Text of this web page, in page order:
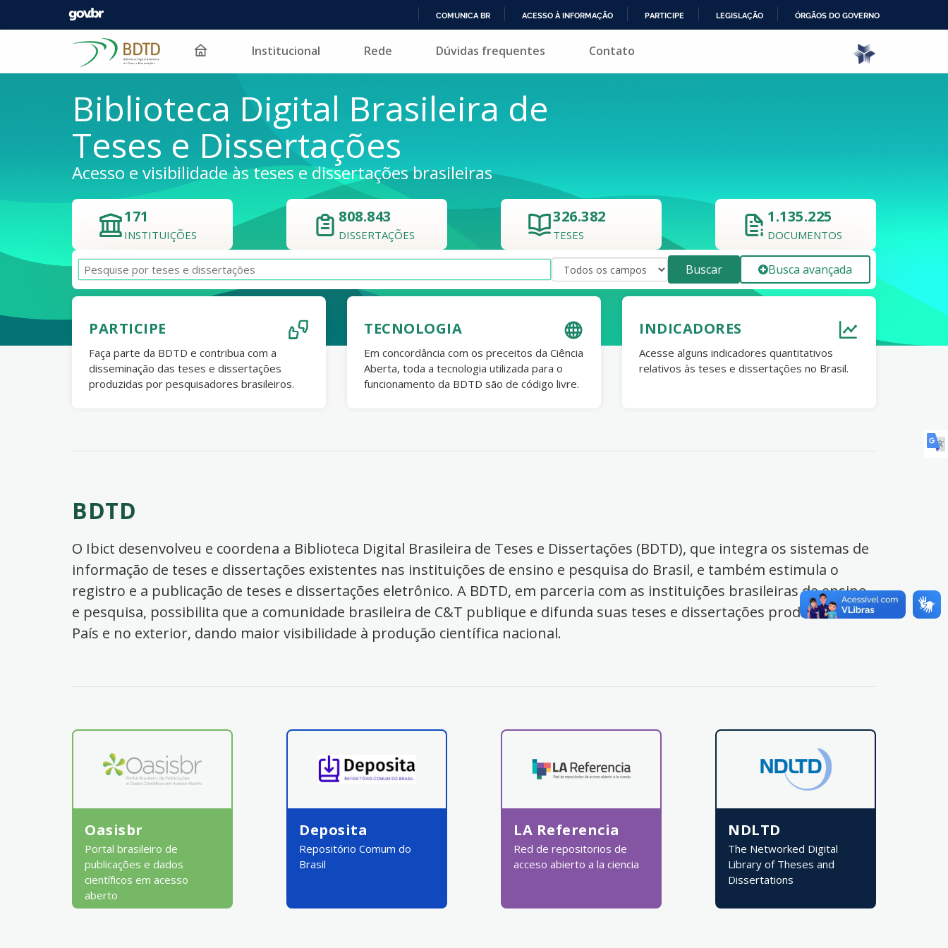
PARA
COMUNICA BR ACESSO À INFORMAÇÃO PARTICIPE LEGISLAÇÃO ÓRGÃOS DO GOVERNO
Pular para o conteúdo Institucional Rede Dúvidas frequentes Contato
Biblioteca Digital Brasileira de
Teses e Dissertações
Acesso e visibilidade às teses e dissertações brasileiras
171
INSTITUIÇÕES
808.843
DISSERTAÇÕES
326.382
TESES
1.135.225
DOCUMENTOS
Buscar Busca avançada
PARTICIPE
Faça parte da BDTD e contribua com a
disseminação das teses e dissertações
produzidas por pesquisadores brasileiros.
TECNOLOGIA
Em concordância com os preceitos da Ciência
Aberta, toda a tecnologia utilizada para o
funcionamento da BDTD são de código livre.
INDICADORES
Acesse alguns indicadores quantitativos
relativos às teses e dissertações no Brasil.
BDTD
O Ibict desenvolveu e coordena a Biblioteca Digital Brasileira de Teses e Dissertações (BDTD), que integra os sistemas de
informação de teses e dissertações existentes nas instituições de ensino e pesquisa do Brasil, e também estimula o
registro e a publicação de teses e dissertações eletrônico. A BDTD, em parceria com as instituições brasileiras de ensino
e pesquisa, possibilita que a comunidade brasileira de C&T publique e difunda suas teses e dissertações produzidas no
País e no exterior, dando maior visibilidade à produção científica nacional.
Oasisbr
Portal brasileiro de
publicações e dados
científicos em acesso
aberto
Deposita
Repositório Comum do
Brasil
LA Referencia
Red de repositorios de
acceso abierto a la ciencia
NDLTD
The Networked Digital
Library of Theses and
Dissertations